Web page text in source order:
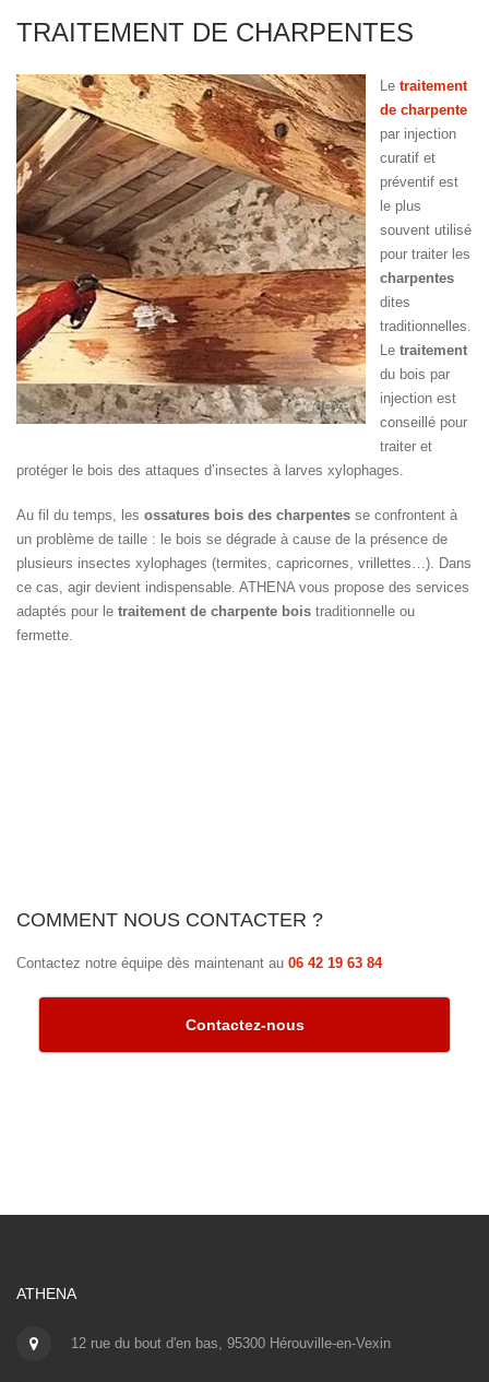
TRAITEMENT DE CHARPENTES
Le traitement
de charpente
par injection
curatif et
préventif est
le plus
souvent utilisé
pour traiter les
charpentes
dites
traditionnelles.
Le traitement
du bois par
injection est
conseillé pour
traiter et
protéger le bois des attaques d’insectes à larves xylophages.
Au fil du temps, les ossatures bois des charpentes se confrontent à
un problème de taille : le bois se dégrade à cause de la présence de
plusieurs insectes xylophages (termites, capricornes, vrillettes…). Dans
ce cas, agir devient indispensable. ATHENA vous propose des services
adaptés pour le traitement de charpente bois traditionnelle ou
fermette.
COMMENT NOUS CONTACTER ?
Contactez notre équipe dès maintenant au 06 42 19 63 84
Contactez-nous
ATHENA
12 rue du bout d'en bas, 95300 Hérouville-en-Vexin